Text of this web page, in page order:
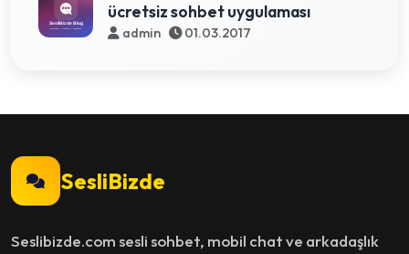
ücretsiz sohbet uygulaması
admin 01.03.2017
SesliBizde
Seslibizde.com sesli sohbet, mobil chat ve arkadaşlık